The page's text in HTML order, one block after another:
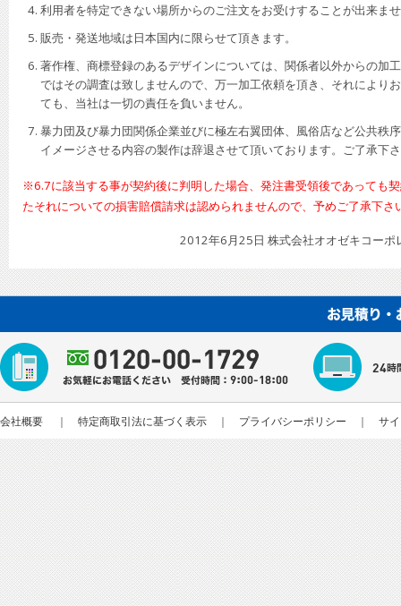
利用者を特定できない場所からのご注文をお受けすることが出来ま
販売・発送地域は日本国内に限らせて頂きます。
著作権、商標登録のあるデザインについては、関係者以外からの加
ではその調査は致しませんので、万一加工依頼を頂き、それにより
ても、当社は一切の責任を負いません。
暴力団及び暴力団関係企業並びに極左右翼団体、風俗店など公共秩
イメージさせる内容の製作は辞退させて頂いております。ご了承下
※6.7に該当する事が契約後に判明した場合、発注書受領後であっても
たそれについての損害賠償請求は認められませんので、予めご了承下さ
2012年6月25日 株式会社オオゼキコーポ
会社概要 ｜ 特定商取引法に基づく表示 ｜ プライバシーポリシー ｜ サ